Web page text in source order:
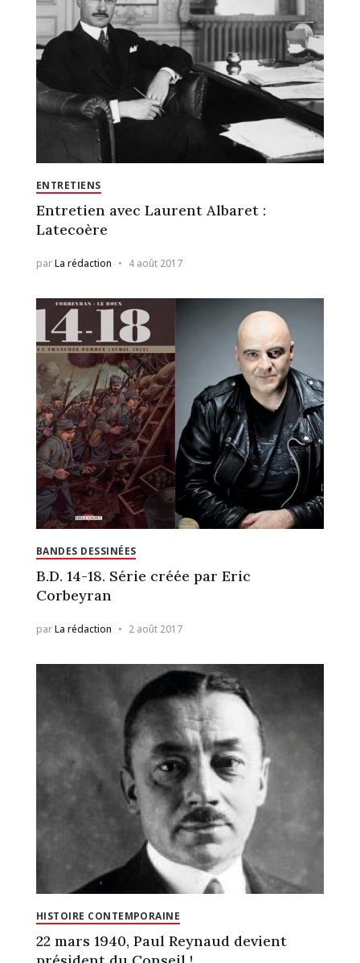
ENTRETIENS
Entretien avec Laurent Albaret :
Latecoère
parLa rédaction 4 août 2017
BANDES DESSINÉES
B.D. 14-18. Série créée par Eric
Corbeyran
parLa rédaction 2 août 2017
HISTOIRE CONTEMPORAINE
22 mars 1940, Paul Reynaud devient